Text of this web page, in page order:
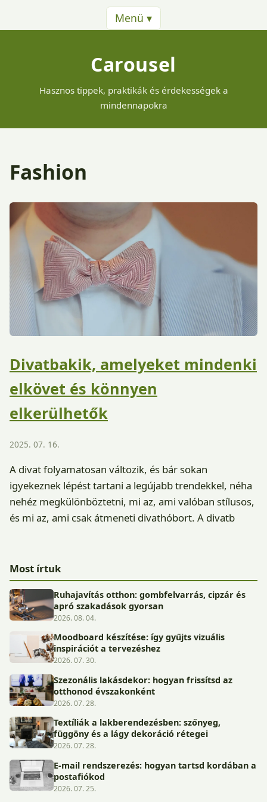
Menü ▾
Carousel
Hasznos tippek, praktikák és érdekességek a
mindennapokra
Fashion
Divatbakik, amelyeket mindenki
elkövet és könnyen
elkerülhetők
2025. 07. 16.
A divat folyamatosan változik, és bár sokan
igyekeznek lépést tartani a legújabb trendekkel, néha
nehéz megkülönböztetni, mi az, ami valóban stílusos,
és mi az, ami csak átmeneti divathóbort. A divatb
Most írtuk
Ruhajavítás otthon: gombfelvarrás, cipzár és
apró szakadások gyorsan
2026. 08. 04.
Moodboard készítése: így gyűjts vizuális
inspirációt a tervezéshez
2026. 07. 30.
Szezonális lakásdekor: hogyan frissítsd az
otthonod évszakonként
2026. 07. 28.
Textíliák a lakberendezésben: szőnyeg,
függöny és a lágy dekoráció rétegei
2026. 07. 28.
E-mail rendszerezés: hogyan tartsd kordában a
postafiókod
2026. 07. 25.